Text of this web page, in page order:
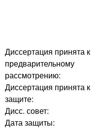
Диссертация принята к
предварительному
рассмотрению:
Диссертация принята к
защите:
Дисс. совет:
Дата защиты: